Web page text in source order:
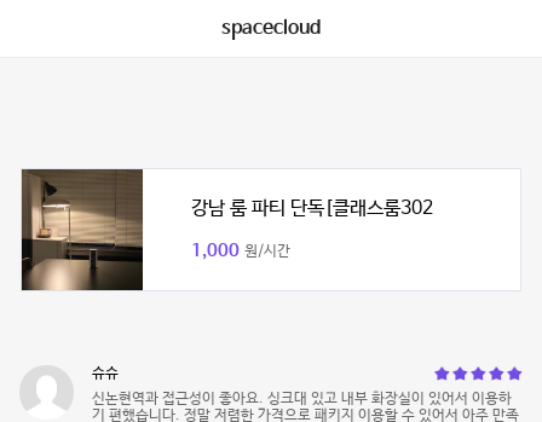
spacecloud
강남 룸 파티 단독[클래스룸302
1,000 원/시간
슈슈
신논현역과 접근성이 좋아요. 싱크대 있고 내부 화장실이 있어서 이용하
기 편했습니다. 정말 저렴한 가격으로 패키지 이용할 수 있어서 아주 만족